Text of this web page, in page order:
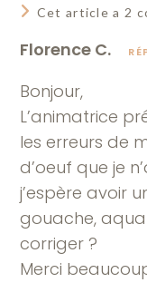
Cet article a 2
Florence C.
Bonjour,
L’animatrice
les erreurs de
d’oeuf que je
j’espère avoir
gouache,
corriger ?
Merci